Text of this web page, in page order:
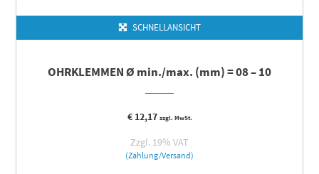
SCHNELLANSICHT
OHRKLEMMEN Ø min./max. (mm) = 08 – 10
€12,17 zzgl. MwSt.
Zzgl. 19% VAT
(Zahlung/Versand)